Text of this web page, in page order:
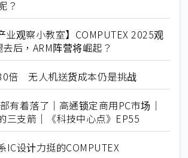
？
业观察小教室】COMPUTEX 2025观
后，ARM阵营将崛起？
倍 无人机送货成本仍是挑战
有着落了｜高通锁定商用PC市场｜
三支箭｜《科技中心点》EP55
IC设计力挺的COMPUTEX